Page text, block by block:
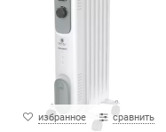
избранное сравнить